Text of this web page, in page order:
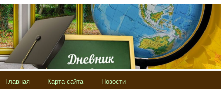
Главная Карта сайта Новости